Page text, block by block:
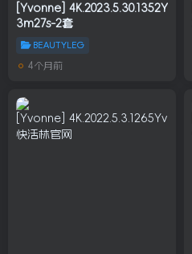
[Yvonne]
3m27s-2套
BEAUTYLEG
4个月前